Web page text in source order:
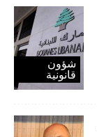
شؤون
قانونية